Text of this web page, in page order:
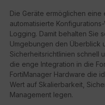
Die Geräte ermöglichen eine
automatisierte
Logging. Damit behalten Sie
Umgebungen den Überblick
Sicherheitsrichtlinien schnell
die enge Integration in die
FortiManager Hardware die
Wert auf Skalierbarkeit,
Management legen.